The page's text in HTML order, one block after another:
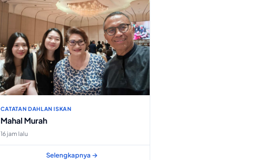
CATATAN DAHLAN ISKAN
Mahal Murah
16 jam lalu
Selengkapnya →